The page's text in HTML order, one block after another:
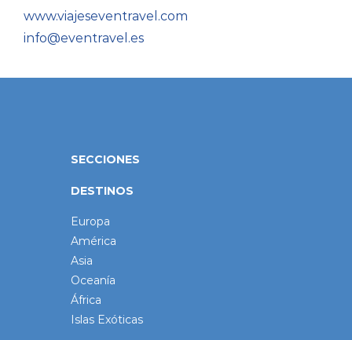
www.viajeseventravel.com
info@eventravel.es
SECCIONES
DESTINOS
Europa
América
Asia
Oceanía
África
Islas Exóticas